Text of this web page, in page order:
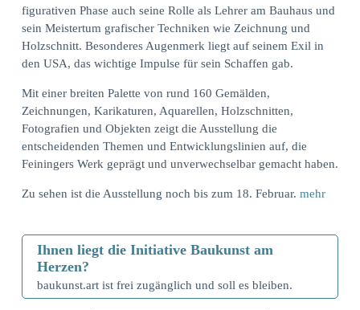
figurativen Phase auch seine Rolle als Lehrer am Bauhaus und
sein Meistertum grafischer Techniken wie Zeichnung und
Holzschnitt. Besonderes Augenmerk liegt auf seinem Exil in
den USA, das wichtige Impulse für sein Schaffen gab.
Mit einer breiten Palette von rund 160 Gemälden,
Zeichnungen, Karikaturen, Aquarellen, Holzschnitten,
Fotografien und Objekten zeigt die Ausstellung die
entscheidenden Themen und Entwicklungslinien auf, die
Feiningers Werk geprägt und unverwechselbar gemacht haben.
Zu sehen ist die Ausstellung noch bis zum 18. Februar. mehr
Ihnen liegt die Initiative Baukunst am
Herzen?
baukunst.art ist frei zugänglich und soll es bleiben.